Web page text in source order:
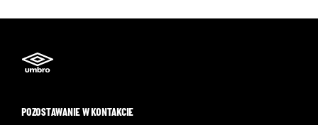
POZOSTAWANIE W KONTAKCIE